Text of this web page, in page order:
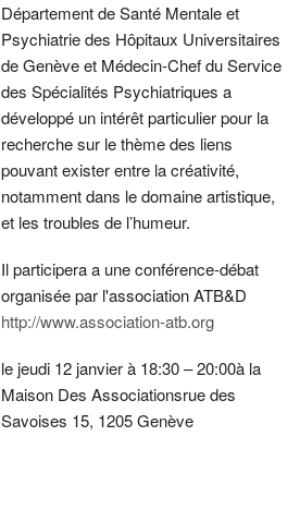
Département de Santé Mentale et
Psychiatrie des Hôpitaux Universitaires
de Genève et Médecin-Chef du Service
des Spécialités Psychiatriques a
développé un intérêt particulier pour la
recherche sur le thème des liens
pouvant exister entre la créativité,
notamment dans le domaine artistique,
et les troubles de l’humeur.
Il participera a une conférence-débat
organisée par l'association ATB&D
http://www.association-atb.org
le jeudi 12 janvier à 18:30 – 20:00à la
Maison Des Associationsrue des
Savoises 15, 1205 Genève